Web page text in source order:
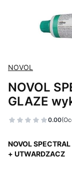
NOVOL
NOVOL
GLAZE
0.00
NOVOL
+ UTWARDZACZ